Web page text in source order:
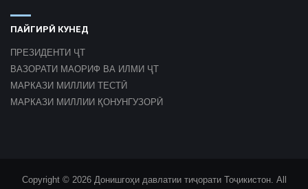
ПАЙГИРӢ КУНЕД
ПРЕЗИДЕНТИ ҶТ
ВАЗОРАТИ МАОРИФ ВА ИЛМИ ҶТ
МАРКАЗИ МИЛЛИИ ТЕСТӢ
МАРКАЗИ МИЛЛИИ ҚОНУНГУЗОРӢ
Copyright © 2026 Донишгоҳи давлатии тиҷорати Тоҷикистон. All